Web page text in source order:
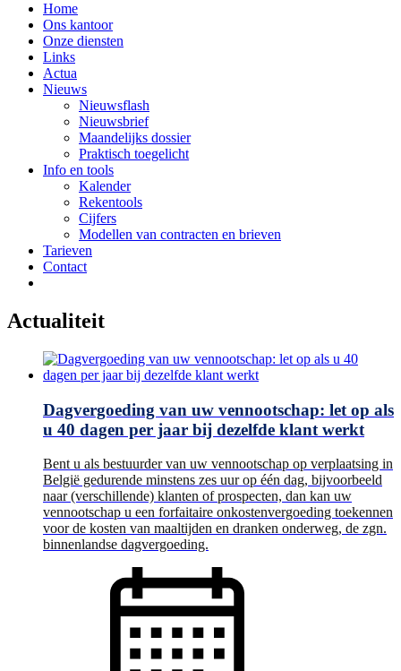
Home
Ons kantoor
Onze diensten
Links
Actua
Nieuws
Nieuwsflash
Nieuwsbrief
Maandelijks dossier
Praktisch toegelicht
Info en tools
Kalender
Rekentools
Cijfers
Modellen van contracten en brieven
Tarieven
Contact
Actualiteit
Dagvergoeding van uw vennootschap: let op als
u 40 dagen per jaar bij dezelfde klant werkt
Bent u als bestuurder van uw vennootschap op verplaatsing in
België gedurende minstens zes uur op één dag, bijvoorbeeld
naar (verschillende) klanten of prospecten, dan kan uw
vennootschap u een forfaitaire onkostenvergoeding toekennen
voor de kosten van maaltijden en dranken onderweg, de zgn.
binnenlandse dagvergoeding.